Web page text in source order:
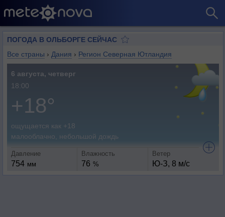
ПОГОДА В ОЛЬБОРГЕ СЕЙЧАС
Все страны › Дания › Регион Северная Ютландия
6 августа, четверг
18:00
+18°
ощущается как +18
малооблачно, небольшой дождь
Давление
754 мм
Влажность
76 %
Ветер
Ю-З, 8 м/с